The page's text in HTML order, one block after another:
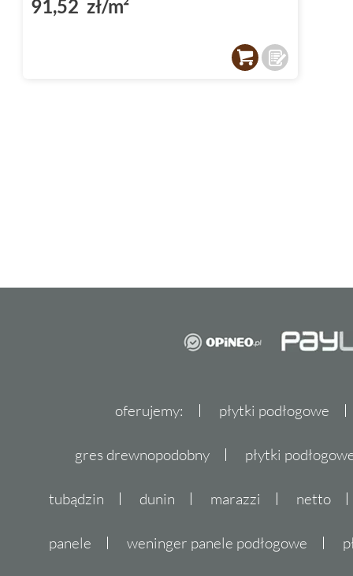
dodaje im elegancji i sprawia, że są łatwe
Dodatkowo, kolekcja zawiera również
dekor, który pozwala na stworzenie spójnej
przedpokoju.
Zachęcamy do zapoznania się z pełną
idealnych płytek do swojego wnętrza.
rozwiązania, takie jak
płytki Paradyż Livia
91,52 zł/m²
oferujemy: płytki podłogowe
gres drewnopodobny płytki
tubądzin dunin marazzi netto
panele weninger panele podłogowe